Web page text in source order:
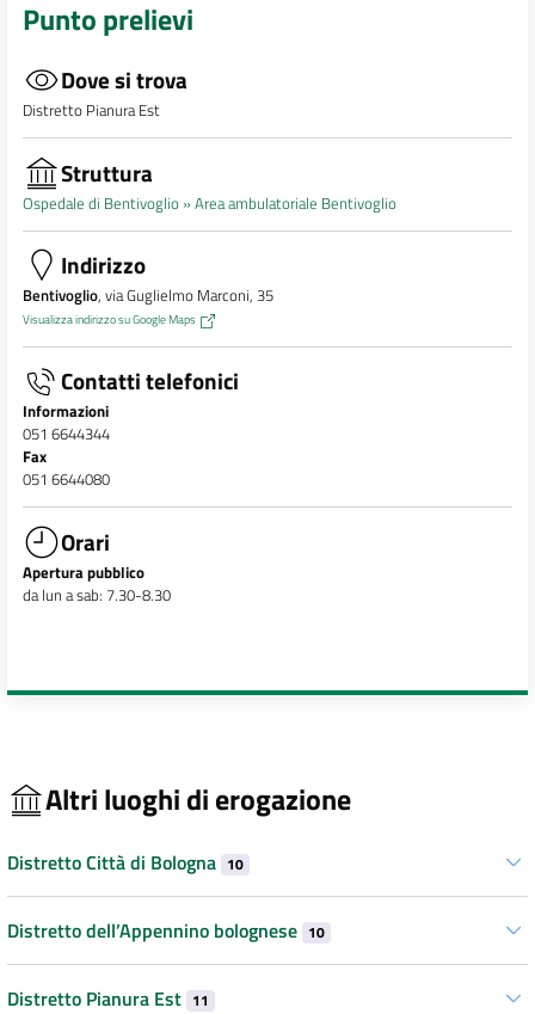
Punto prelievi
Dove si trova
Distretto Pianura Est
Struttura
Ospedale di Bentivoglio »Area ambulatoriale Bentivoglio
Indirizzo
Bentivoglio, via Guglielmo Marconi, 35
Visualizza indirizzo su Google Maps
Contatti telefonici
Informazioni
051 6644344
Fax
051 6644080
Orari
Apertura pubblico
da lun a sab: 7.30-8.30
Altri luoghi di erogazione
Distretto Città di Bologna 10
Distretto dell’Appennino bolognese 10
Distretto Pianura Est 11